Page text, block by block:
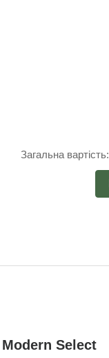
Загальна вартість:
Select